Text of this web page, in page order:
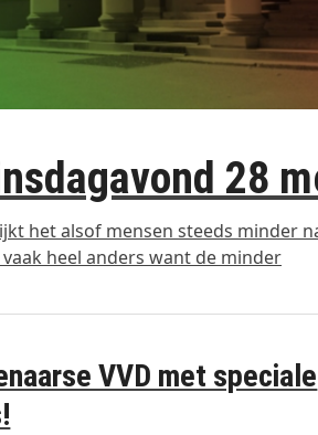
28
het alsof mensen steeds minder
heel anders want de minder
VVD met speciale